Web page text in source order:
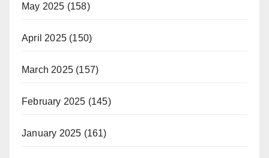
May 2025 (158)
April 2025 (150)
March 2025 (157)
February 2025 (145)
January 2025 (161)